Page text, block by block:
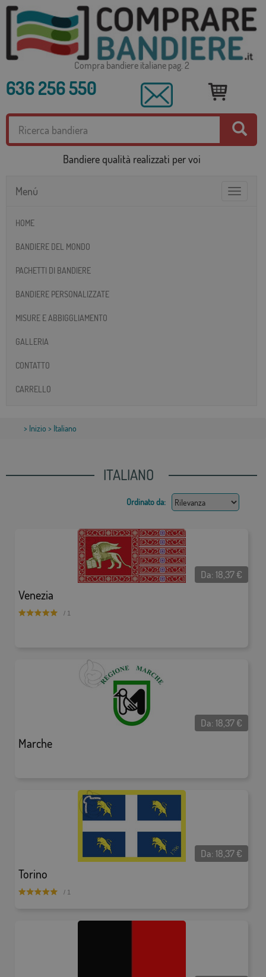
Compra bandiere italiane pag. 2
636 256 550
Bandiere qualità realizzati per voi
Toggle
Menú
HOME
BANDIERE DEL MONDO
PACHETTI DI BANDIERE
BANDIERE PERSONALIZZATE
MISURE E ABBIGGLIAMENTO
GALLERIA
CONTATTO
CARRELLO
> Inizio > Italiano
ITALIANO
Ordinato da:
Venezia
Da:18,37€
/ 1
Marche
Da:18,37€
Torino
Da:18,37€
/ 1